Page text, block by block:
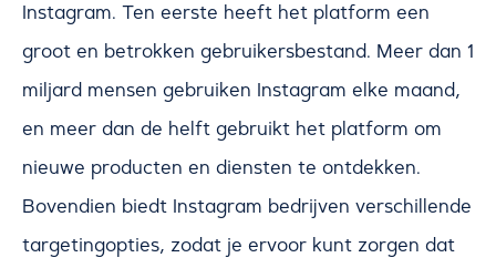
Instagram. Ten eerste heeft het platform een
groot en betrokken gebruikersbestand. Meer dan 1
miljard mensen gebruiken Instagram elke maand,
en meer dan de helft gebruikt het platform om
nieuwe producten en diensten te ontdekken.
Bovendien biedt Instagram bedrijven verschillende
targetingopties, zodat je ervoor kunt zorgen dat